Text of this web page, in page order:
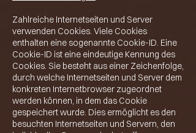
Zahlreiche Internetseiten und Server
verwenden Cookies. Viele Cookies
enthalten eine sogenannte Cookie-ID. Eine
Cookie-ID ist eine eindeutige Kennung des
Cookies. Sie besteht aus einer Zeichenfolge,
durch welche Internetseiten und Server dem
konkreten Internetbrowser zugeordnet
werden können, in dem das Cookie
gespeichert wurde. Dies ermöglicht es den
besuchten Internetseiten und Servern, den